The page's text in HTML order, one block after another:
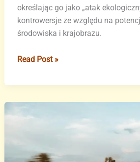
określając go jako „atak
kontrowersje ze względu na
środowiska i krajobrazu.
Ekolodzy
kontrowersyjnej
Read Post »